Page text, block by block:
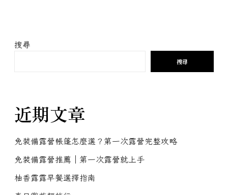
搜尋
搜尋
近期文章
免裝備露營帳篷怎麼選？第一次露營完整攻略
免裝備露營推薦｜第一次露營就上手
柚香露露早餐選擇指南